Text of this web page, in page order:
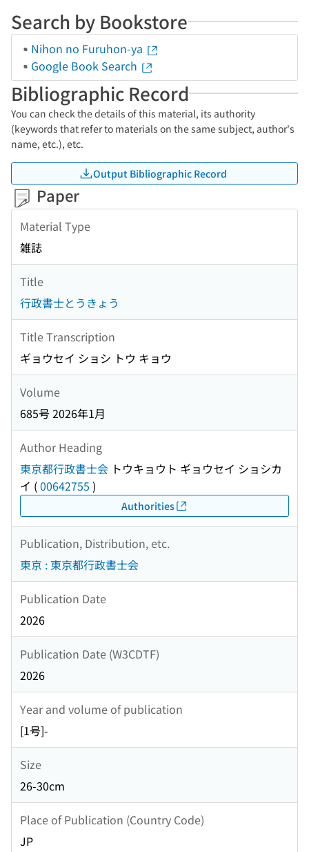
Search by Bookstore
Nihon no Furuhon-ya
Google Book Search
Bibliographic Record
You can check the details of this material, its authority
(keywords that refer to materials on the same subject, author's
name, etc.), etc.
Output Bibliographic Record
Paper
Material Type
雑誌
Title
行政書士とうきょう
Title Transcription
ギョウセイ ショシ トウ キョウ
Volume
685号 2026年1月
Author Heading
東京都行政書士会 トウキョウト ギョウセイ ショシカ
イ (00642755 )
Authorities
Publication, Distribution, etc.
東京 : 東京都行政書士会
Publication Date
2026
Publication Date (W3CDTF)
2026
Year and volume of publication
[1号]-
Size
26-30cm
Place of Publication (Country Code)
JP